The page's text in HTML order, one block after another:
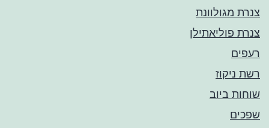
צנרת מגולוונת
צנרת פוליאתילן
רעפים
רשת ניקוז
שוחות ביוב
שפכים